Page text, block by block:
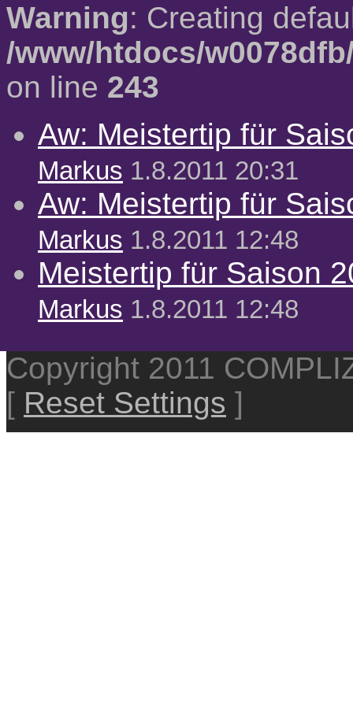
Warning: Creating
/www/htdocs/
on line 243
Aw: Meistertip für
Markus 1.8.2011 20:31
Aw: Meistertip für
Markus 1.8.2011 12:48
Meistertip für Saison
Markus 1.8.2011 12:48
Copyright 2011
[ Reset Settings ]